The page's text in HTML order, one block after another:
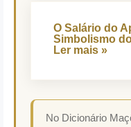
O Salário do
Simbolismo
Ler mais »
No Dicionário